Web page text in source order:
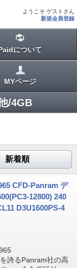
ようこそ ゲストさん
新規会員登録
について
MYページ
/4GB
新着順
CFD-Panram デ
12800) 240
D3U1600PS-4
誇るPanram社の高